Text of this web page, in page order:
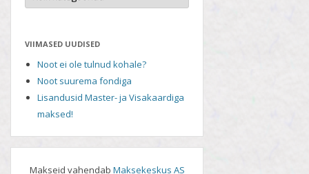
VIIMASED UUDISED
Noot ei ole tulnud kohale?
Noot suurema fondiga
Lisandusid Master- ja Visakaardiga
maksed!
Makseid vahendab Maksekeskus AS